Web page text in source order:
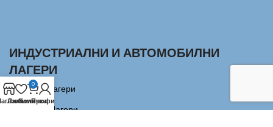
ИНДУСТРИАЛНИ И АВТОМОБИЛНИ
ЛАГЕРИ
Сачмени лагери
Аксиални Лагери
Любими
0
Количка
Профил